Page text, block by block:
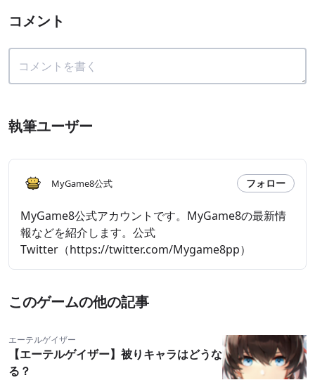
コメント
執筆ユーザー
MyGame8公式 フォロー
MyGame8公式アカウントです。MyGame8の最新情
報などを紹介します。公式
Twitter（https://twitter.com/Mygame8pp）
このゲームの他の記事
エーテルゲイザー
【エーテルゲイザー】被りキャラはどうな
る？